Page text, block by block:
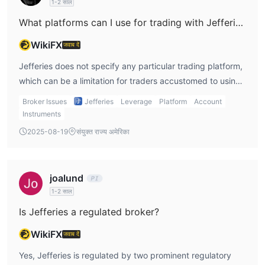
1-2 साल
What platforms can I use for trading with Jefferies?
WikiFXजवाब दें
Jefferies does not specify any particular trading platform,
which can be a limitation for traders accustomed to using
established platforms like MT4 or MT5. Instead, the
company seems to focus on offering a range of financial
services, including investment banking and wealth
customer support to get specific details about the
platforms available for equities and fixed income trading.
Without this information, it's hard to assess whether
Jefferies offers a trading platform that fits your needs.
Broker Issues Jefferies Leverage Platform
Account
Instruments
2025-08-19
संयुक्त राज्य अमेरिका
joalund
1-2 साल
Is Jefferies a regulated broker?
WikiFXजवाब दें
Yes, Jefferies is regulated by two prominent regulatory